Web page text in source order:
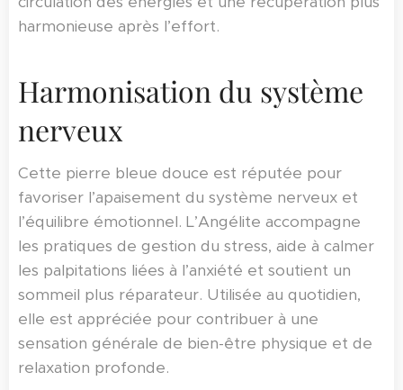
harmonieuse après l’effort.
Harmonisation du système
nerveux
Cette pierre bleue douce est réputée pour
favoriser l’apaisement du système nerveux et
l’équilibre émotionnel. L’Angélite accompagne
les pratiques de gestion du stress, aide à calmer
les palpitations liées à l’anxiété et soutient un
sommeil plus réparateur. Utilisée au quotidien,
elle est appréciée pour contribuer à une
sensation générale de bien-être physique et de
relaxation profonde.